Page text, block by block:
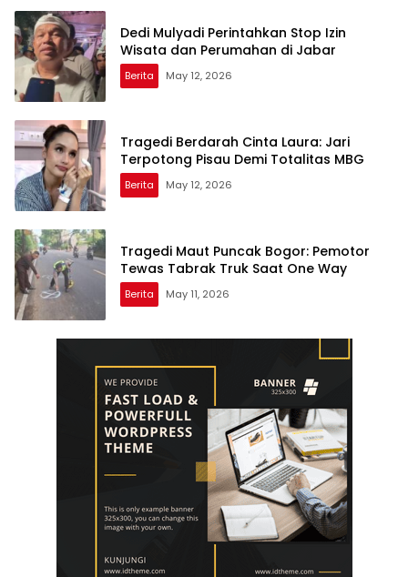
Dedi Mulyadi Perintahkan Stop Izin
Wisata dan Perumahan di Jabar
Berita May 12, 2026
Tragedi Berdarah Cinta Laura: Jari
Terpotong Pisau Demi Totalitas MBG
Berita May 12, 2026
Tragedi Maut Puncak Bogor: Pemotor
Tewas Tabrak Truk Saat One Way
Berita May 11, 2026